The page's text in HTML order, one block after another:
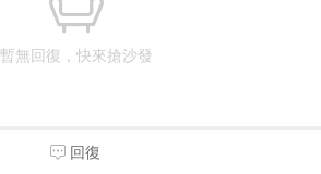
暫無回復，快來搶沙發
回復